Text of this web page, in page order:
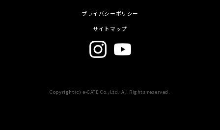
プライバシーポリシー
サイトマップ
Copyright(c) e-GATE Co.,Ltd. All Rights reserved.